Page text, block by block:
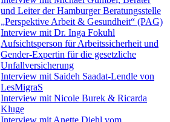
und Leiter der Hamburger Beratungsstelle
„Perspektive Arbeit & Gesundheit“ (PAG)
Interview mit Dr. Inga Fokuhl
Aufsichtsperson für Arbeitssicherheit und
Gender-Expertin für die gesetzliche
Unfallversicherung
Interview mit Saideh Saadat-Lendle von
LesMigraS
Interview mit Nicole Burek & Ricarda
Kluge
Interview mit Anette Diehl vom